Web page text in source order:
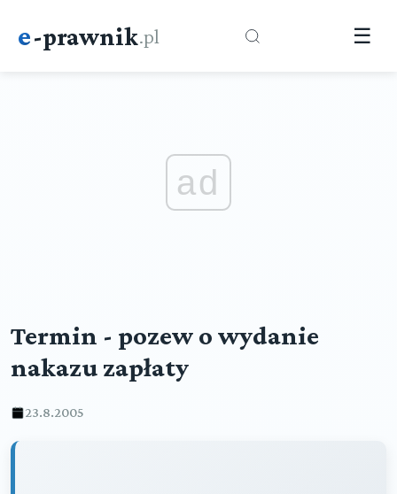
e-prawnik.pl ☰
ad
Termin - pozew o wydanie
nakazu zapłaty
23.8.2005